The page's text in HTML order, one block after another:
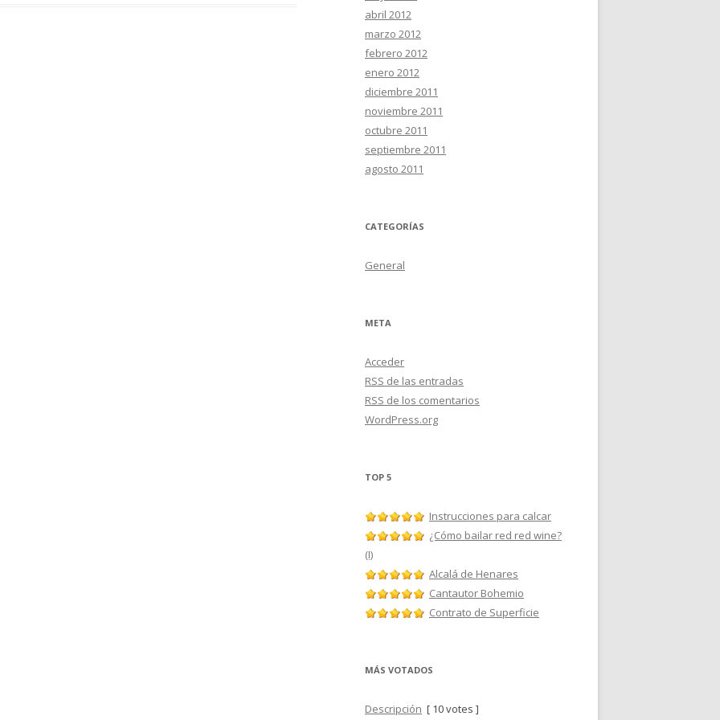
abril 2012
marzo 2012
febrero 2012
enero 2012
diciembre 2011
noviembre 2011
octubre 2011
septiembre 2011
agosto 2011
CATEGORÍAS
General
META
Acceder
RSS de las entradas
RSS de los comentarios
WordPress.org
TOP 5
Instrucciones para calcar
¿Cómo bailar red red wine?
(I)
Alcalá de Henares
Cantautor Bohemio
Contrato de Superficie
MÁS VOTADOS
Descripción [ 10 votes ]